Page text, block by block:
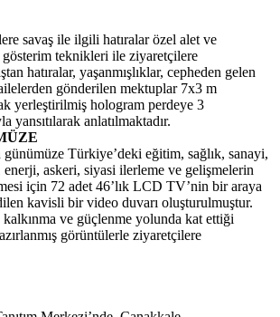
savaş ile ilgili hatıralar özel alet ve
teknikleri ile ziyaretçilere
hatıralar, yaşanmışlıklar, cepheden gelen
gönderilen mektuplar 7x3 m
yerleştirilmiş hologram perdeye 3
yansıtılarak anlatılmaktadır.
günümüze Türkiye’deki eğitim, sağlık, sanayi,
enerji, askeri, siyasi ilerleme ve gelişmelerin
için 72 adet 46’lık LCD TV’nin bir araya
kavisli bir video duvarı oluşturulmuştur.
ve güçlenme yolunda kat ettiği
görüntülerle ziyaretçilere